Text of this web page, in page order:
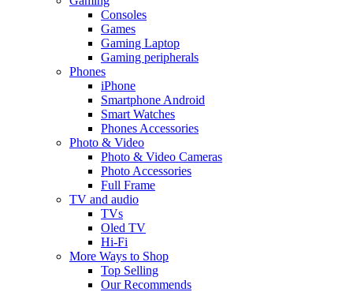
Consoles
Games
Gaming Laptop
Gaming peripherals
Phones
iPhone
Smartphone Android
Smart Watches
Phones Accessories
Photo & Video
Photo & Video Cameras
Photo Accessories
Full Frame
TV and audio
TVs
Oled TV
Hi-Fi
More Ways to Shop
Top Selling
Our Recommends